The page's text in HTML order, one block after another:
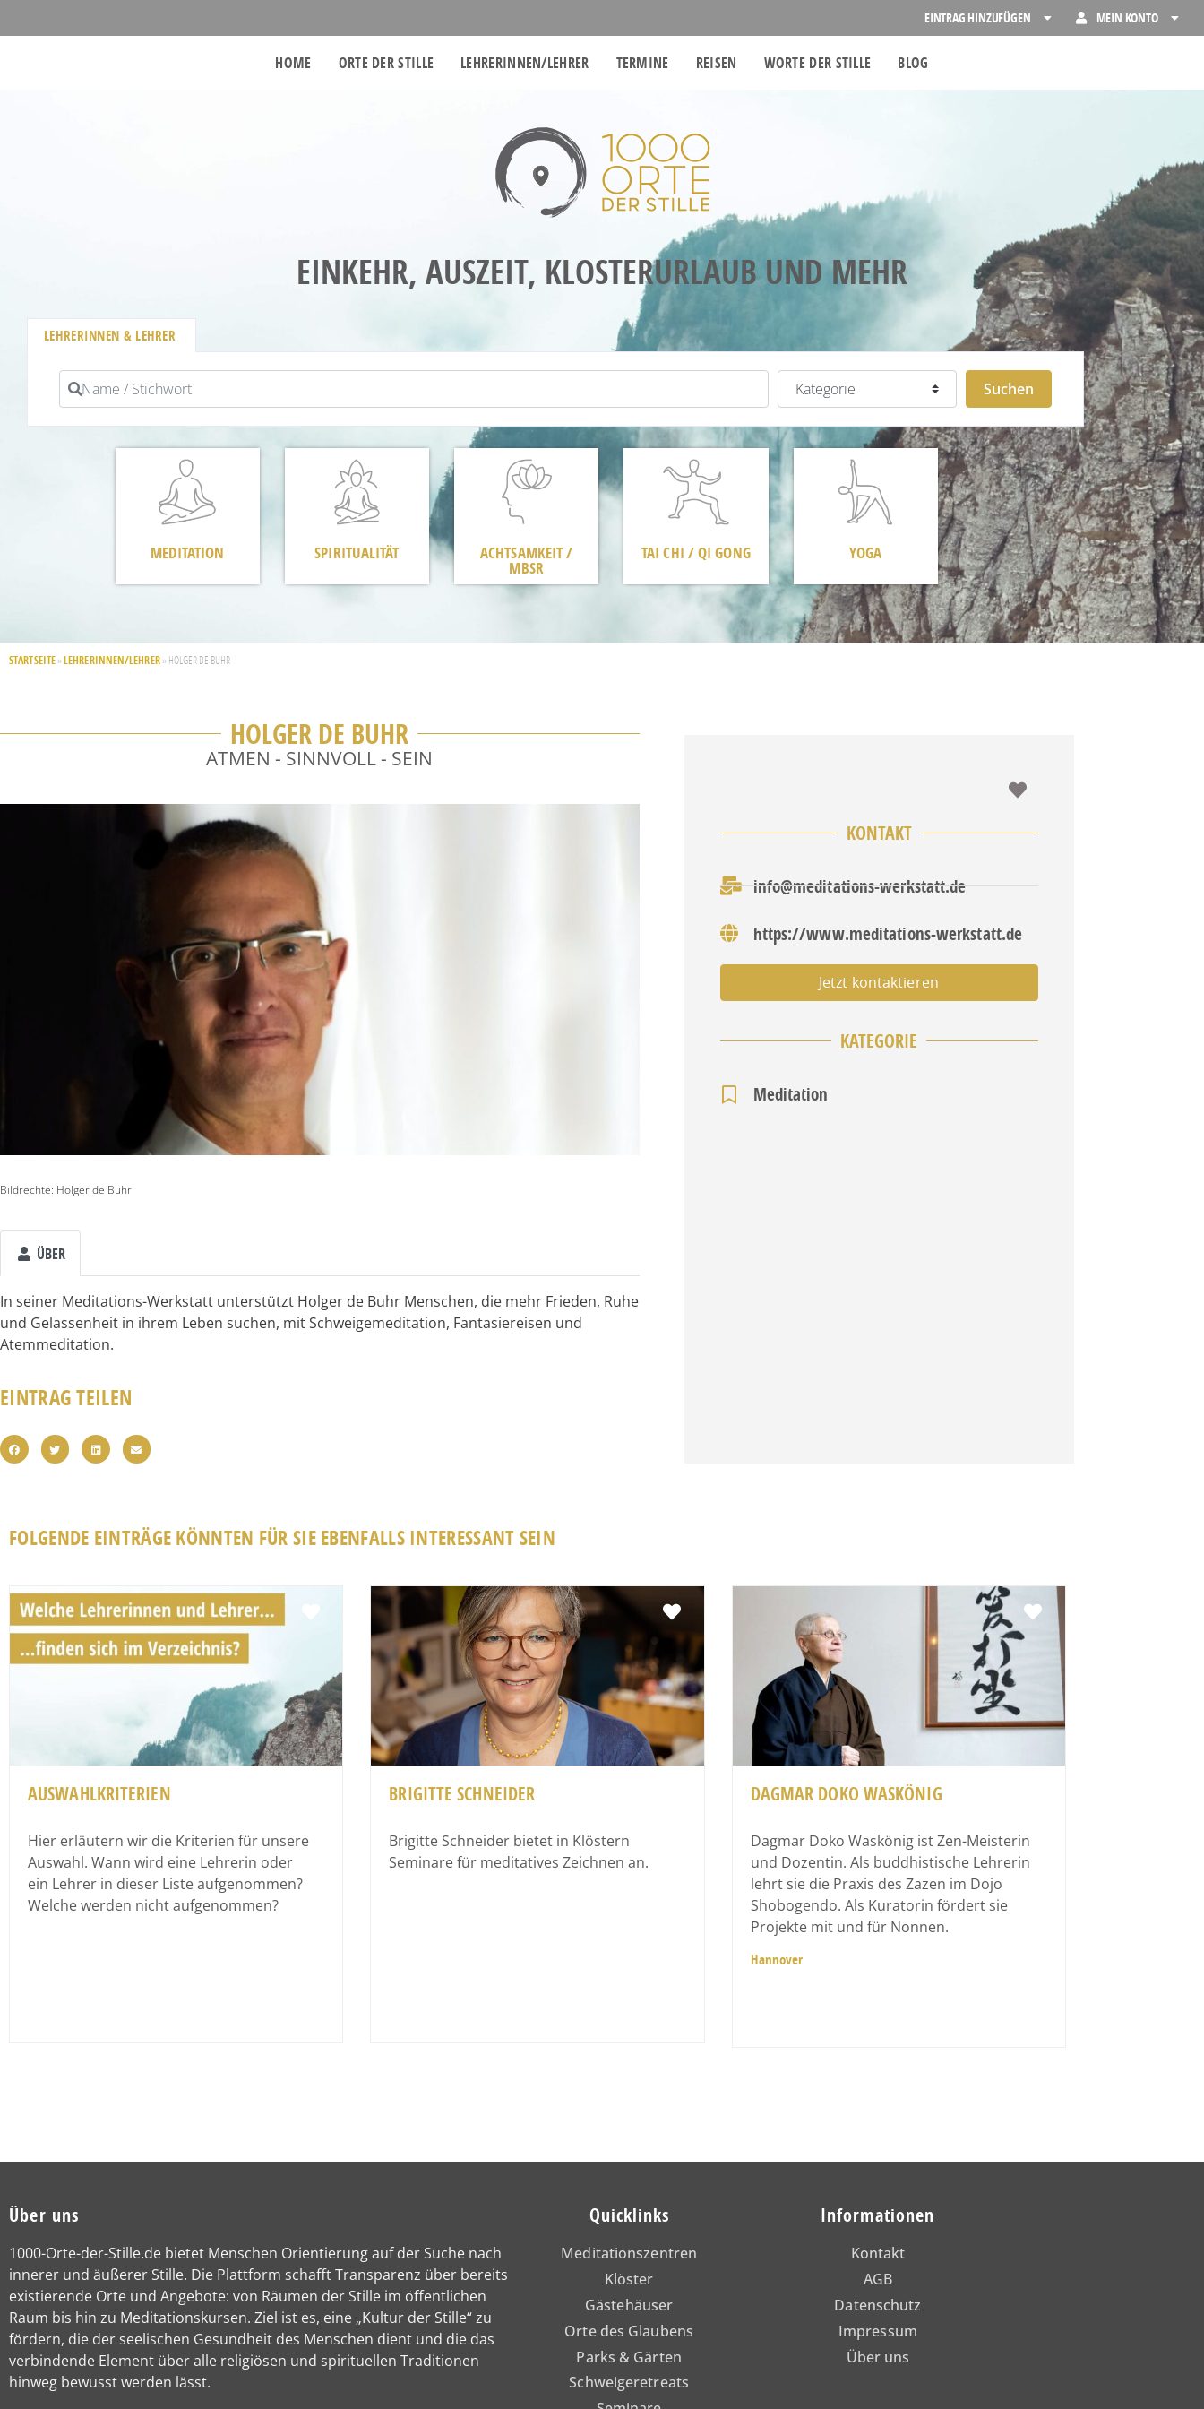
EINTRAG HINZUFÜGEN MEIN KONTO
HOME ORTE DER STILLE LEHRERINNEN/LEHRER TERMINE REISEN WORTE DER STILLE BLOG
EINKEHR, AUSZEIT, KLOSTERURLAUB UND MEHR
LEHRERINNEN & LEHRER
Name / Stichwort Kategorie
SuchenSuchen
MEDITATION SPIRITUALITÄT ACHTSAMKEIT /
MBSR
TAI CHI / QI GONG YOGA
STARTSEITE » LEHRERINNEN/LEHRER» HOLGER DE BUHR
HOLGER DE BUHR
ATMEN - SINNVOLL - SEIN
Bildrechte: Holger de Buhr
ÜBER
In seiner Meditations-Werkstatt unterstützt Holger de Buhr Menschen, die mehr Frieden, Ruhe
und Gelassenheit in ihrem Leben suchen, mit Schweigemeditation, Fantasiereisen und
Atemmeditation.
EINTRAG TEILEN
KONTAKT
info@meditations-werkstatt.de
https://www.meditations-werkstatt.de
Jetzt kontaktieren
KATEGORIE
Meditation
FOLGENDE EINTRÄGE KÖNNTEN FÜR SIE EBENFALLS INTERESSANT SEIN
Favorit
AUSWAHLKRITERIEN
Hier erläutern wir die Kriterien für unsere
Auswahl. Wann wird eine Lehrerin oder
ein Lehrer in dieser Liste aufgenommen?
Welche werden nicht aufgenommen?
BRIGITTE SCHNEIDER
Brigitte Schneider bietet in Klöstern
Seminare für meditatives Zeichnen an.
Favorit
DAGMAR DOKO WASKÖNIG
Dagmar Doko Waskönig ist Zen-Meisterin
und Dozentin. Als buddhistische Lehrerin
lehrt sie die Praxis des Zazen im Dojo
Shobogendo. Als Kuratorin fördert sie
Projekte mit und für Nonnen.
Hannover
Über uns
1000-Orte-der-Stille.de bietet Menschen Orientierung auf der Suche nach
innerer und äußerer Stille. Die Plattform schafft Transparenz über bereits
existierende Orte und Angebote: von Räumen der Stille im öffentlichen
Raum bis hin zu Meditationskursen. Ziel ist es, eine „Kultur der Stille“ zu
fördern, die der seelischen Gesundheit des Menschen dient und die das
verbindende Element über alle religiösen und spirituellen Traditionen
hinweg bewusst werden lässt.
Quicklinks
Meditationszentren
Klöster
Gästehäuser
Orte des Glaubens
Parks & Gärten
Schweigeretreats
Informationen
Kontakt
AGB
Datenschutz
Impressum
Über uns